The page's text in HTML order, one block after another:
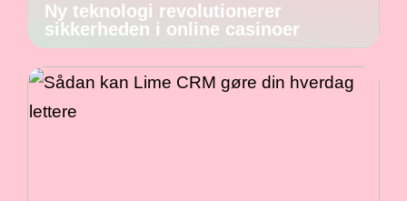
Ny teknologi revolutionerer
sikkerheden i online casinoer